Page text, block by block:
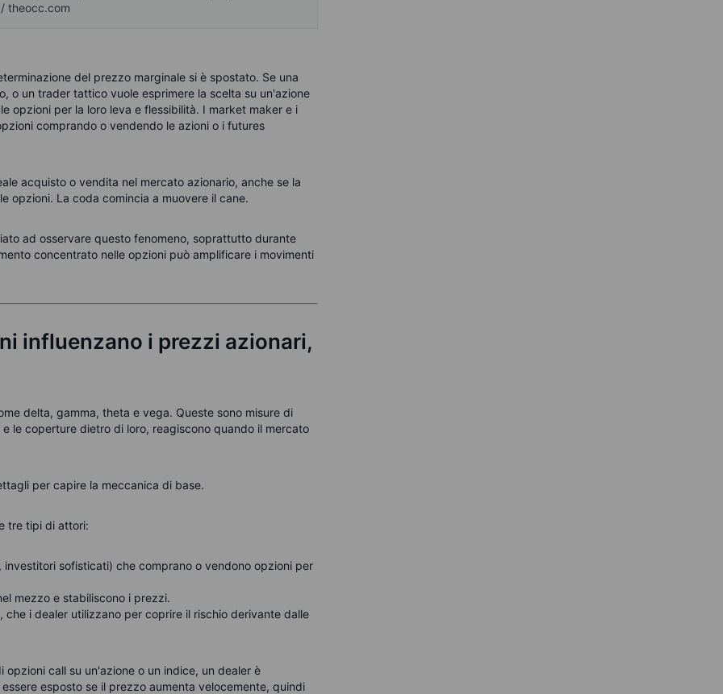
theocc.com
del prezzo marginale si è spostato. Se una
o un trader tattico vuole esprimere la scelta su un'azione
opzioni per la loro leva e flessibilità. I market maker e i
comprando o vendendo le azioni o i futures
acquisto o vendita nel mercato azionario, anche se la
opzioni. La coda comincia a muovere il cane.
ad osservare questo fenomeno, soprattutto durante
concentrato nelle opzioni può amplificare i movimenti
influenzano i prezzi azionari,
delta, gamma, theta e vega. Queste sono misure di
le coperture dietro di loro, reagiscono quando il mercato
per capire la meccanica di base.
tre tipi di attori:
sofisticati) che comprano o vendono opzioni per
mezzo e stabiliscono i prezzi.
i dealer utilizzano per coprire il rischio derivante dalle
call su un'azione o un indice, un dealer è
esposto se il prezzo aumenta velocemente, quindi